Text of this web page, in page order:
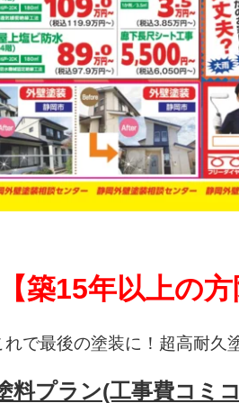
築15年以上の方
れで最後の塗装に！超高耐久
料プラン(工事費コミ